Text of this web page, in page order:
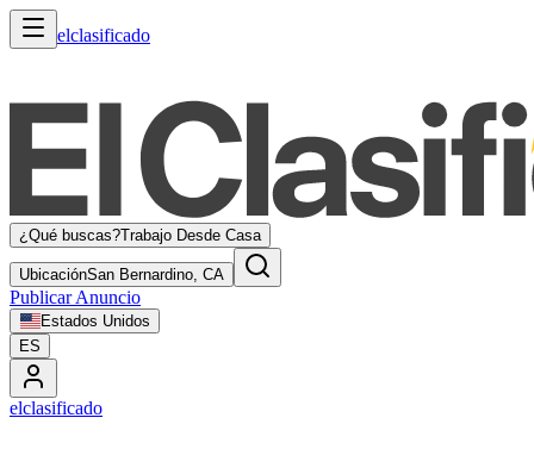
elclasificado
¿Qué buscas?Trabajo Desde Casa
UbicaciónSan Bernardino, CA
Publicar Anuncio
Estados Unidos
ES
elclasificado